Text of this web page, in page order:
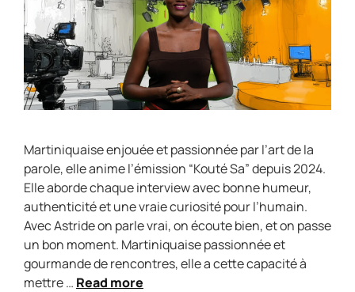
Martiniquaise enjouée et passionnée par l’art de la
parole, elle anime l’émission “Kouté Sa” depuis 2024.
Elle aborde chaque interview avec bonne humeur,
authenticité et une vraie curiosité pour l’humain.
Avec Astride on parle vrai, on écoute bien, et on passe
un bon moment. Martiniquaise passionnée et
gourmande de rencontres, elle a cette capacité à
mettre … Read more